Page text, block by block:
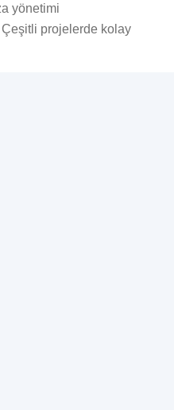
yönetimi
Çeşitli projelerde kolay